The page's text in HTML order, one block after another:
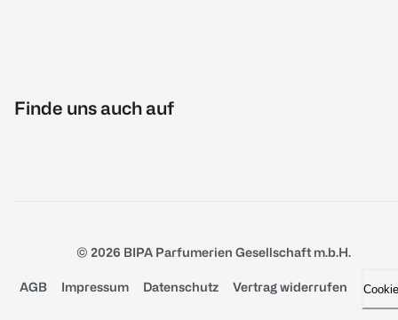
Finde uns auch auf
© 2026 BIPA Parfumerien Gesellschaft m.b.H.
AGB Impressum Datenschutz Vertrag widerrufen